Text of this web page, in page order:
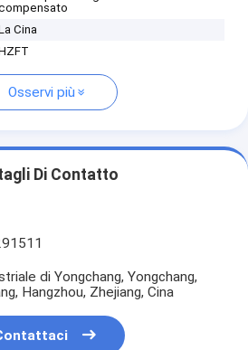
Cina
Osservi più
Di Contatto
di Yongchang, Yongchang,
Hangzhou, Zhejiang, Cina